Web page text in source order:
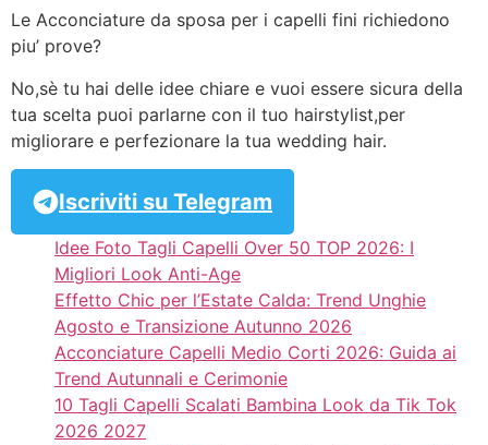
Le Acconciature da sposa per i capelli fini richiedono
piu’ prove?
No,sè tu hai delle idee chiare e vuoi essere sicura della
tua scelta puoi parlarne con il tuo hairstylist,per
migliorare e perfezionare la tua wedding hair.
Iscriviti su Telegram
Idee Foto Tagli Capelli Over 50 TOP 2026: I
Migliori Look Anti-Age
Effetto Chic per l’Estate Calda: Trend Unghie
Agosto e Transizione Autunno 2026
Acconciature Capelli Medio Corti 2026: Guida ai
Trend Autunnali e Cerimonie
10 Tagli Capelli Scalati Bambina Look da Tik Tok
2026 2027